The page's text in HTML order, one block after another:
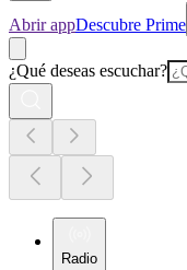
Abrir appDescubre Prime
¿Qué deseas escuchar?
Radio